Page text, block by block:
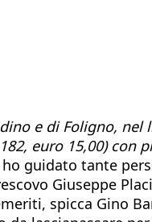
e di Foligno, nel
euro 15,00) con
guidato tante
Giuseppe
spicca Gino